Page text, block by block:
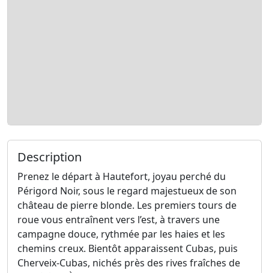
Description
Prenez le départ à Hautefort, joyau perché du
Périgord Noir, sous le regard majestueux de son
château de pierre blonde. Les premiers tours de
roue vous entraînent vers l’est, à travers une
campagne douce, rythmée par les haies et les
chemins creux. Bientôt apparaissent Cubas, puis
Cherveix-Cubas, nichés près des rives fraîches de